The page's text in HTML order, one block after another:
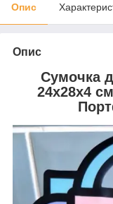
Опис
Опис
Сумочка
24х28х4